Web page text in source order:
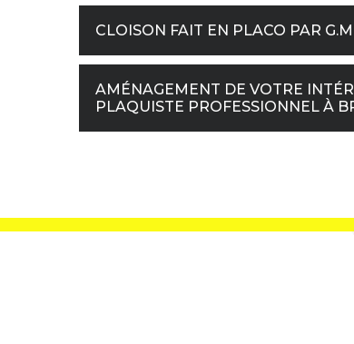
CLOISON FAIT EN PLACO PAR
AMÉNAGEMENT DE VOTRE
PLAQUISTE PROFESSIONNEL À